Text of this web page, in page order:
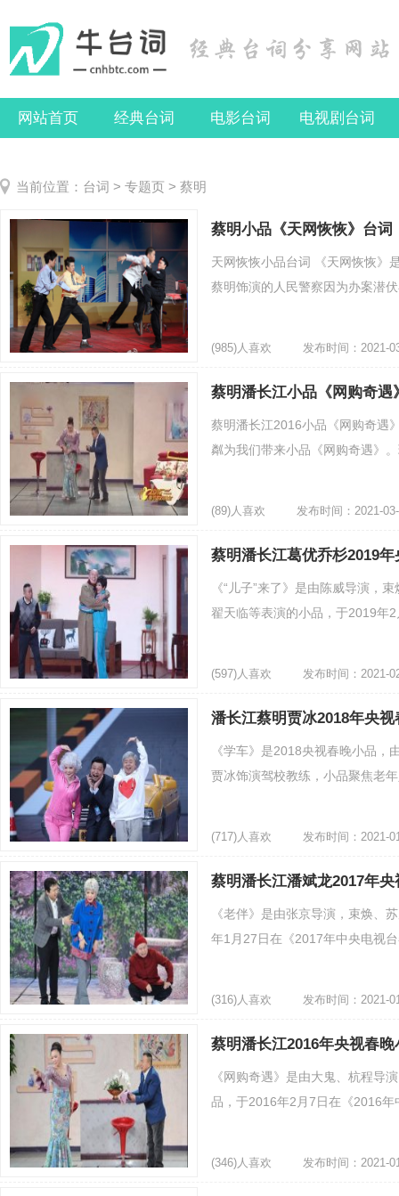
网站首页 经典台词 电影台词 电视剧台词
当前位置： 台词 > 专题页 > 蔡明
蔡明小品《天网恢恢》台词
天网恢恢小品台词 《天网恢恢》
蔡明饰演的人民警察因为办案潜
(985)人喜欢 发布时间：2021-
蔡明潘长江小品《网购奇遇
蔡明潘长江2016小品《网购奇遇
粼为我们带来小品《网购奇遇》
(89)人喜欢 发布时间：2021-
蔡明潘长江葛优乔杉2019
《“儿子”来了》是由陈威导演，
翟天临等表演的小品，于2019年
(597)人喜欢
发布时间：2021-
潘长江蔡明贾冰2018年央
《学车》是2018央视春晚小品
贾冰饰演驾校教练，小品聚焦老
(717)人喜欢 发布时间：2021-
蔡明潘长江潘斌龙2017年
《老伴》是由张京导演，束焕、
年1月27日在《2017年中央电视
(316)人喜欢
发布时间：2021-
蔡明潘长江2016年央视春
《网购奇遇》是由大鬼、杭程导
品，于2016年2月7日在《2016
(346)人喜欢
发布时间：2021-